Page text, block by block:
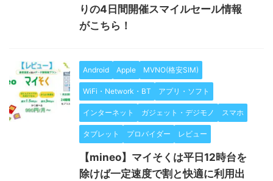
りの4日間開催スマイルセール情報
がこちら！
Android Apple MVNO(格安SIM)
WiFi・Network・BT アプリ・ソフト
インターネット ガジェット・デジモノ スマホ
タブレット プロバイダー レビュー
【mineo】マイそくは平日12時台を
除けば一定速度で割と快適に利用出